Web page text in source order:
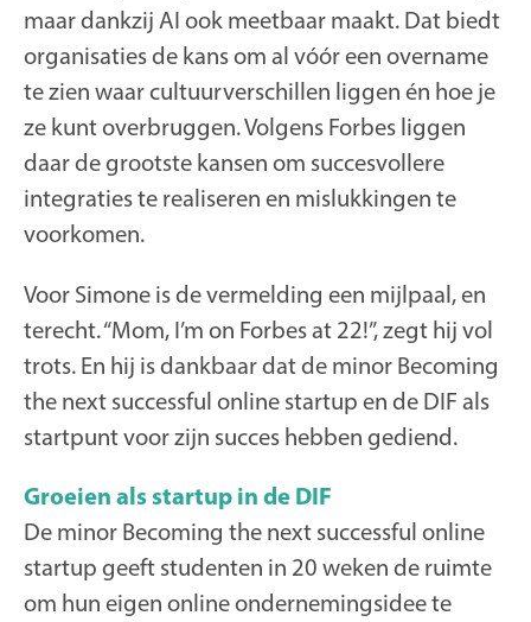
maar dankzij AI ook meetbaar maakt. Dat biedt
organisaties de kans om al vóór een overname
te zien waar cultuurverschillen liggen én hoe je
ze kunt overbruggen. Volgens Forbes liggen
daar de grootste kansen om succesvollere
integraties te realiseren en mislukkingen te
voorkomen.
Voor Simone is de vermelding een mijlpaal, en
terecht. “Mom, I’m on Forbes at 22!”, zegt hij vol
trots. En hij is dankbaar dat de minor Becoming
the next successful online startup en de DIF als
startpunt voor zijn succes hebben gediend.
Groeien als startup in de DIF
De minor Becoming the next successful online
startup geeft studenten in 20 weken de ruimte
om hun eigen online ondernemingsidee te